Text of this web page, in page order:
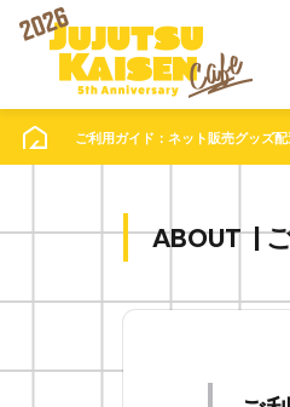
ご利用ガイド：ネット販売グッズ
ABOUT |